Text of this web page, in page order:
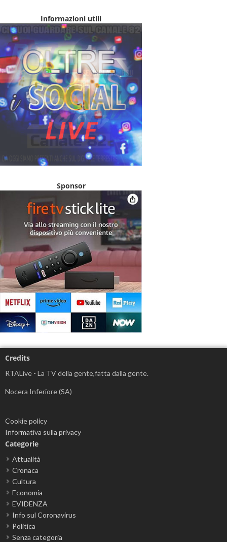
Informazioni utili
Sponsor
Credits
RTALive - La TV della gente,fatta dalla gente.
Nocera Inferiore (SA)
Cookie policy
Informativa sulla privacy
Categorie
Attualità
Cronaca
Cultura
Economia
EVIDENZA
Info sul Coronavirus
Politica
Senza categoria